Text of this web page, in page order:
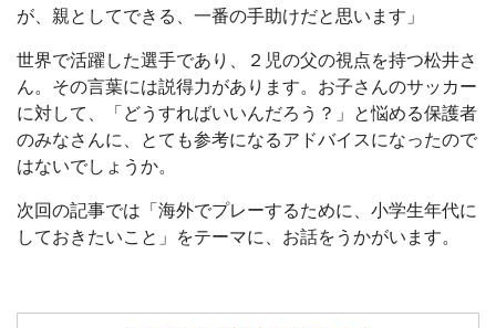
が、親としてできる、一番の手助けだと思います」
世界で活躍した選手であり、２児の父の視点を持つ松井さ
ん。その言葉には説得力があります。お子さんのサッカー
に対して、「どうすればいいんだろう？」と悩める保護者
のみなさんに、とても参考になるアドバイスになったので
はないでしょうか。
次回の記事では「海外でプレーするために、小学生年代に
しておきたいこと」をテーマに、お話をうかがいます。